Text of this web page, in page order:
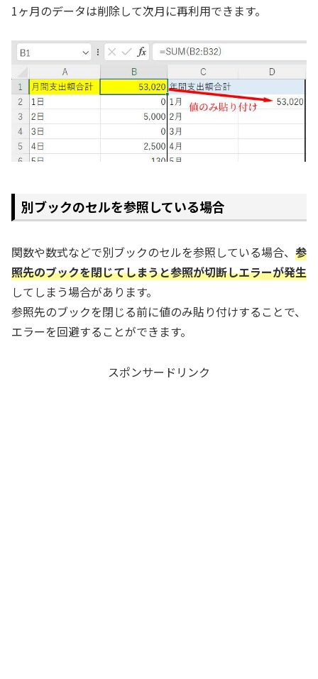
1ヶ月のデータは削除して次月に再利用できます。
別ブックのセルを参照している場合
関数や数式などで別ブックのセルを参照している場合、 参
照先のブックを閉じてしまうと参照が切断しエラーが発生
してしまう場合があります。
参照先のブックを閉じる前に値のみ貼り付けすることで、
エラーを回避することができます。
スポンサードリンク